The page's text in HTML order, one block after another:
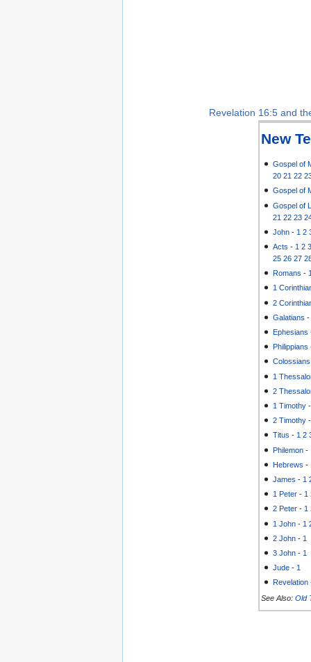
Revelation 16:5 and
New
Gospel of
20 21 22
Gospel of
Gospel of
21 22 23
John - 1 2
Acts - 1 2
25 26 27
Romans -
1
2
Galatians
Ephesians
Philippians
Colossians
1
2
1 Timothy
2 Timothy
Titus - 1 2
Philemon -
Hebrews -
James - 1
1 Peter - 1
2 Peter -1
1 John - 1
2 John - 1
3 John - 1
Jude - 1
Revelation
See Also: Old